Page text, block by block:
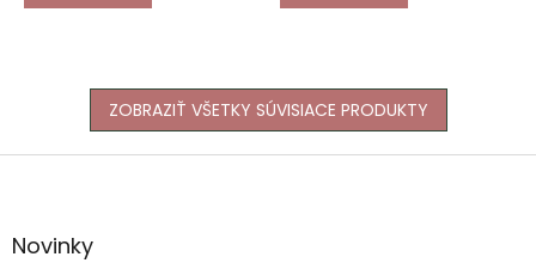
ZOBRAZIŤ VŠETKY SÚVISIACE PRODUKTY
Z
äNovinky